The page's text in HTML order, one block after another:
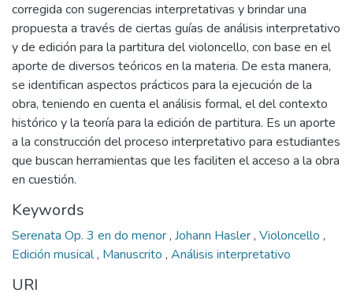
corregida con sugerencias interpretativas y brindar una
propuesta a través de ciertas guías de análisis interpretativo
y de edición para la partitura del violoncello, con base en el
aporte de diversos teóricos en la materia. De esta manera,
se identifican aspectos prácticos para la ejecución de la
obra, teniendo en cuenta el análisis formal, el del contexto
histórico y la teoría para la edición de partitura. Es un aporte
a la construcción del proceso interpretativo para estudiantes
que buscan herramientas que les faciliten el acceso a la obra
en cuestión.
Keywords
Serenata Op. 3 en do menor, Johann Hasler, Violoncello ,
Edición musical, Manuscrito , Análisis interpretativo
URI